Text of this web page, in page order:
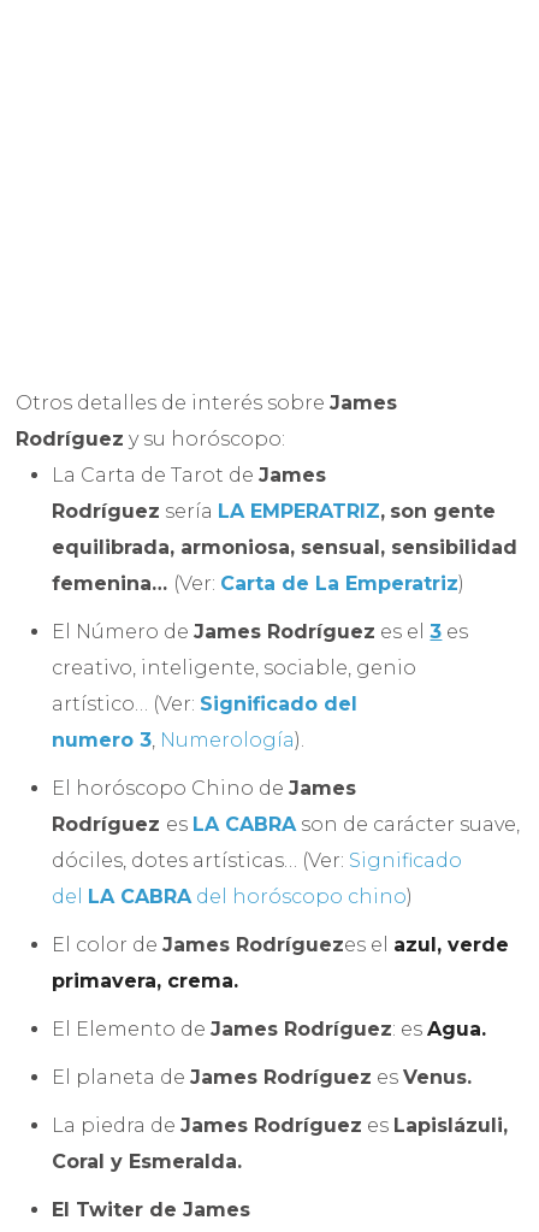
Otros detalles de interés sobreJames
Rodríguez y su horóscopo:
La Carta de Tarot deJames
Rodríguez sería LA EMPERATRIZ, son gente
equilibrada, armoniosa, sensual, sensibilidad
femenina… (Ver: Carta de La Emperatriz)
El Número deJames Rodríguez es el3 es
creativo, inteligente, sociable, genio
artístico… (Ver: Significado del
numero 3, Numerología).
El horóscopo Chino deJames
Rodríguez es LA CABRAson de carácter suave,
dóciles, dotes artísticas… (Ver: Significado
del LA CABRAdel horóscopo chino)
El color deJames Rodríguezes el azul, verde
primavera, crema.
El Elemento deJames Rodríguez: esAgua.
El planeta deJames Rodríguez esVenus.
La piedra deJames Rodríguez es Lapislázuli,
Coral y Esmeralda.
El Twiter de James